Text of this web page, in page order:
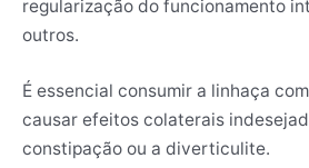
regularização do funcionamento
outros.
É essencial consumir a linhaça
causar efeitos colaterais
constipação ou a diverticulite.